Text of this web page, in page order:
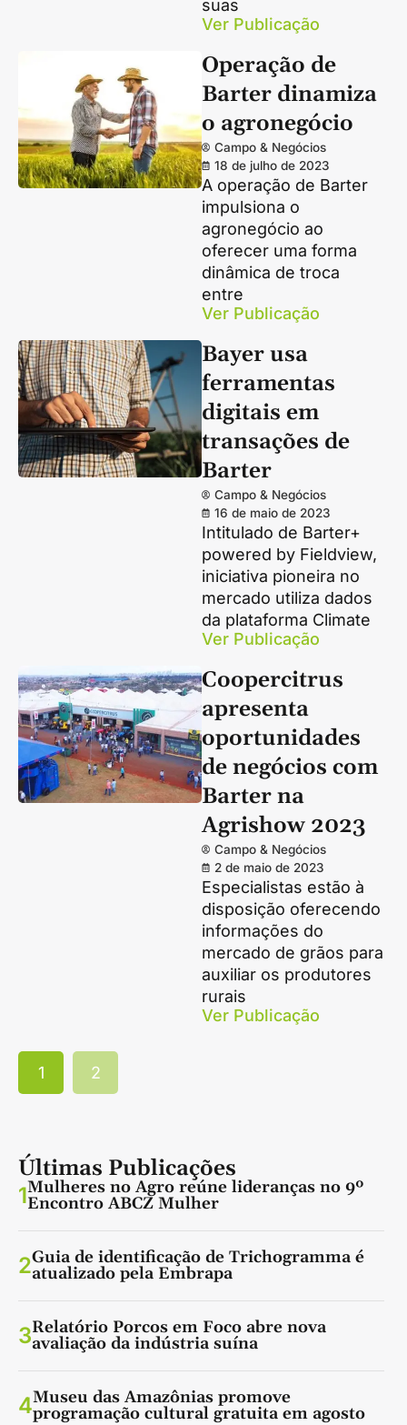
suas
Ver Publicação
Operação de
Barter dinamiza
o agronegócio
Campo & Negócios
18 de julho de 2023
A operação de Barter
impulsiona o
agronegócio ao
oferecer uma forma
dinâmica de troca
entre
Ver Publicação
Bayer usa
ferramentas
digitais em
transações de
Barter
Campo & Negócios
16 de maio de 2023
Intitulado de Barter+
powered by Fieldview,
iniciativa pioneira no
mercado utiliza dados
da plataforma Climate
Ver Publicação
Coopercitrus
apresenta
oportunidades
de negócios com
Barter na
Agrishow 2023
Campo & Negócios
2 de maio de 2023
Especialistas estão à
disposição oferecendo
informações do
mercado de grãos para
auxiliar os produtores
rurais
Ver Publicação
1 2
Últimas Publicações
1Mulheres no Agro reúne lideranças no 9º
Encontro ABCZ Mulher
2Guia de identificação de Trichogramma é
atualizado pela Embrapa
3Relatório Porcos em Foco abre nova
avaliação da indústria suína
4Museu das Amazônias promove
programação cultural gratuita em agosto